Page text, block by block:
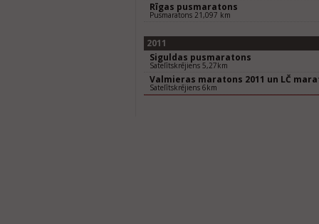
Rīgas pusmaratons
Pusmaratons 21,097 km
2011
Siguldas pusmaratons
Satelītskrējiens 5,27km
Valmieras maratons 2011 un LČ
Satelītskrējiens 6km